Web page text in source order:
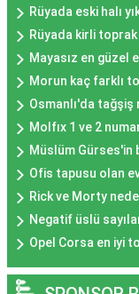
Rüyada eski halı
Rüyada kirli
Mayasız en güzel
Morun kaç farklı
Osmanlı'da tağşiş
Molfıx 1 ve 2
Müslüm Gürses'in
Ofis tapusu olan
Rick ve Morty
Negatif üslü
Opel Corsa en iyi